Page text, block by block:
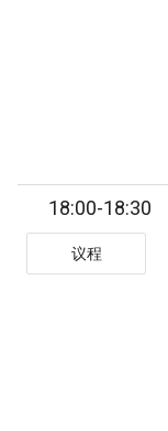
18:00-18:30
议程